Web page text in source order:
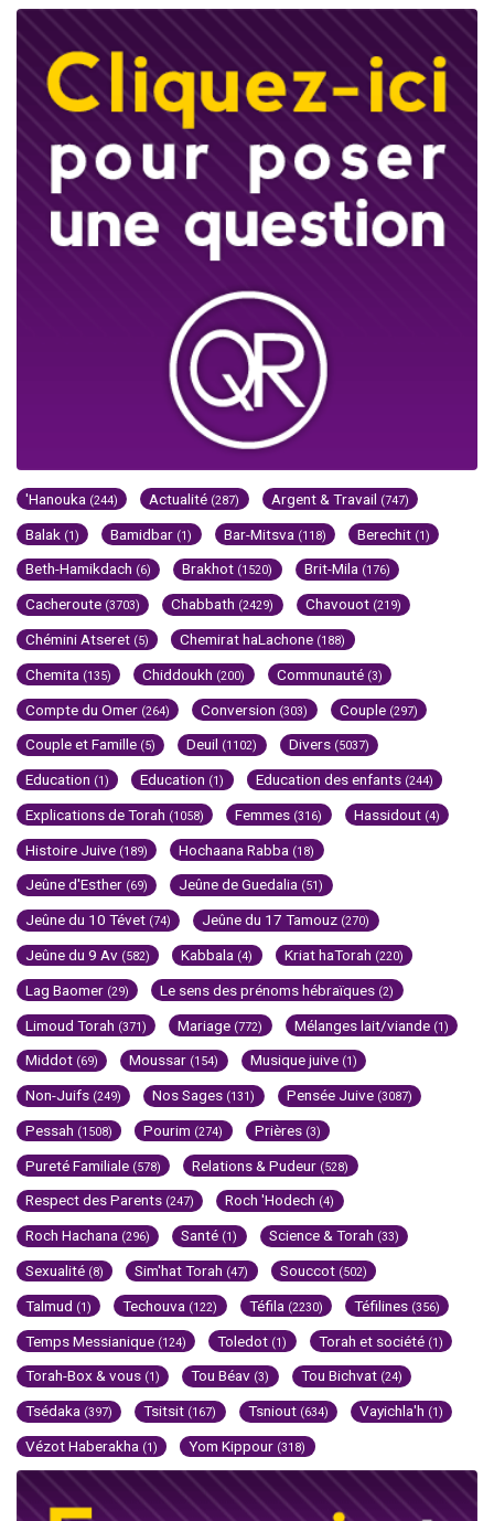
'Hanouka (244) Actualité (287) Argent & Travail (747)
Balak (1) Bamidbar (1) Bar-Mitsva (118) Berechit (1)
Beth-Hamikdach (6) Brakhot (1520) Brit-Mila (176)
Cacheroute (3703) Chabbath (2429) Chavouot (219)
Chémini Atseret (5) Chemirat haLachone (188)
Chemita (135) Chiddoukh (200) Communauté (3)
Compte du Omer (264) Conversion (303) Couple (297)
Couple et Famille (5) Deuil (1102) Divers (5037)
Education (1) Education (1) Education des enfants (244)
Explications de Torah (1058) Femmes (316) Hassidout (4)
Histoire Juive (189) Hochaana Rabba (18)
Jeûne d'Esther (69) Jeûne de Guedalia (51)
Jeûne du 10 Tévet (74) Jeûne du 17 Tamouz (270)
Jeûne du 9 Av (582) Kabbala (4) Kriat haTorah (220)
Lag Baomer (29) Le sens des prénoms hébraïques (2)
Limoud Torah (371) Mariage (772) Mélanges lait/viande (1)
Middot (69) Moussar (154) Musique juive (1)
Non-Juifs (249) Nos Sages (131) Pensée Juive (3087)
Pessah (1508) Pourim (274) Prières (3)
Pureté Familiale (578) Relations & Pudeur (528)
Respect des Parents (247) Roch 'Hodech (4)
Roch Hachana (296) Santé (1) Science & Torah (33)
Sexualité (8) Sim'hat Torah (47) Souccot (502)
Talmud (1) Techouva (122) Téfila (2230) Téfilines (356)
Temps Messianique (124) Toledot (1) Torah et société (1)
Torah-Box & vous (1) Tou Béav (3) Tou Bichvat (24)
Tsédaka (397) Tsitsit (167) Tsniout (634) Vayichla'h (1)
Vézot Haberakha (1) Yom Kippour (318)